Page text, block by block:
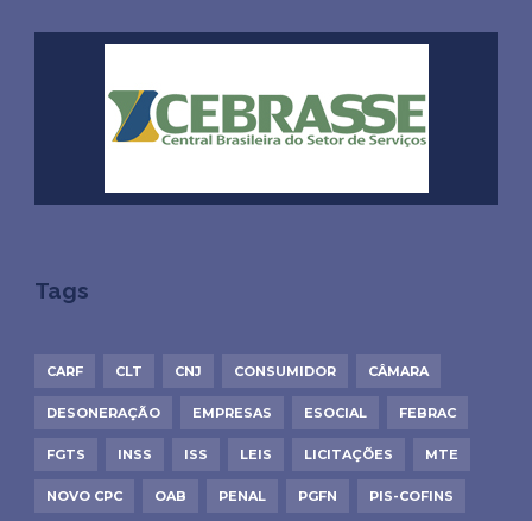
Tags
CARF CLT CNJ CONSUMIDOR CÂMARA
DESONERAÇÃO EMPRESAS ESOCIAL FEBRAC
FGTS INSS ISS LEIS LICITAÇÕES MTE
NOVO CPC OAB PENAL PGFN PIS-COFINS